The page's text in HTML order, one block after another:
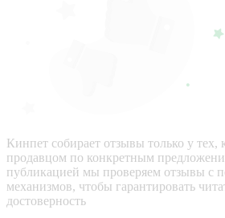
Кинпет собирает отзывы только у тех,
продавцом по конкретным
публикацией мы проверяем отзывы с
механизмов, чтобы гарантировать
достоверность